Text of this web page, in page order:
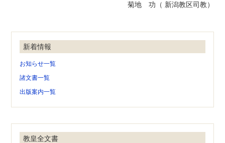
菊地 功（ 新潟教区司教）
新着情報
お知らせ一覧
諸文書一覧
出版案内一覧
教皇全文書